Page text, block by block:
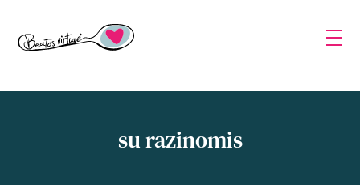
su razinomis